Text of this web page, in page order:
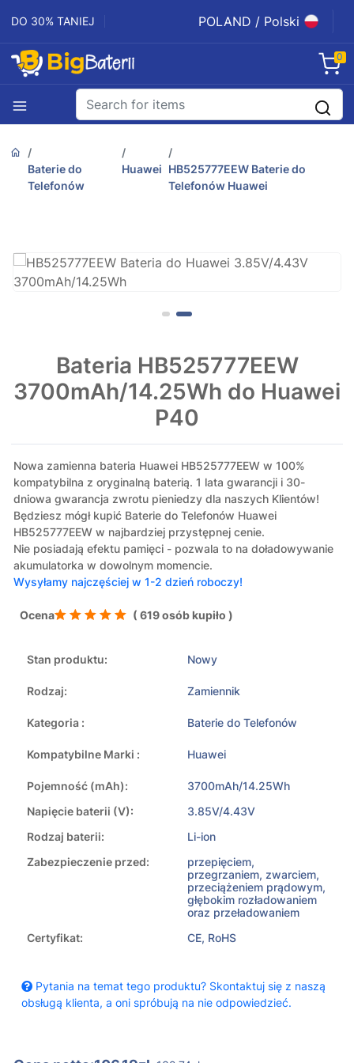
DO 30% TANIEJ POLAND / Polski
0
Baterie do
Telefonów
Huawei HB525777EEW Baterie do
Telefonów Huawei
Bateria HB525777EEW
3700mAh/14.25Wh do Huawei
P40
Nowa zamienna bateria Huawei HB525777EEW w 100%
kompatybilna z oryginalną baterią. 1 lata gwarancji i 30-
dniowa gwarancja zwrotu pieniedzy dla naszych Klientów!
Będziesz mógł kupić Baterie do Telefonów Huawei
HB525777EEW w najbardziej przystępnej cenie.
Nie posiadają efektu pamięci - pozwala to na doładowywanie
akumulatorka w dowolnym momencie.
Wysyłamy najczęściej w 1-2 dzień roboczy!
Ocena ( 619 osób kupiło )
Stan produktu: Nowy
Rodzaj: Zamiennik
Kategoria : Baterie do Telefonów
Kompatybilne Marki : Huawei
Pojemność (mAh):
3700mAh/14.25Wh
Napięcie baterii (V):
3.85V/4.43V
Rodzaj baterii:
Li-ion
Zabezpieczenie przed:
przepięciem,
przegrzaniem, zwarciem,
przeciążeniem prądowym,
głębokim rozładowaniem
oraz przeładowaniem
Certyfikat:
CE, RoHS
Pytania na temat tego produktu? Skontaktuj się z naszą
obsługą klienta, a oni spróbują na nie odpowiedzieć.